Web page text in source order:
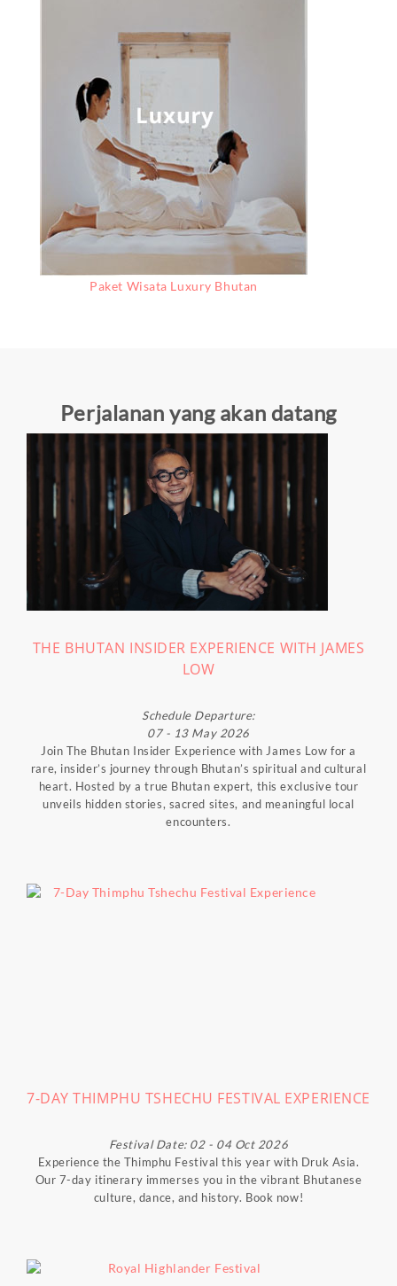
Paket Wisata Luxury Bhutan
Perjalanan yang akan datang
THE BHUTAN INSIDER EXPERIENCE WITH JAMES
LOW
Schedule Departure:
07 - 13 May 2026
Join The Bhutan Insider Experience with James Low for a
rare, insider’s journey through Bhutan’s spiritual and cultural
heart. Hosted by a true Bhutan expert, this exclusive tour
unveils hidden stories, sacred sites, and meaningful local
encounters.
7-DAY THIMPHU TSHECHU FESTIVAL EXPERIENCE
Festival Date: 02 - 04 Oct 2026
Experience the Thimphu Festival this year with Druk Asia.
Our 7-day itinerary immerses you in the vibrant Bhutanese
culture, dance, and history. Book now!